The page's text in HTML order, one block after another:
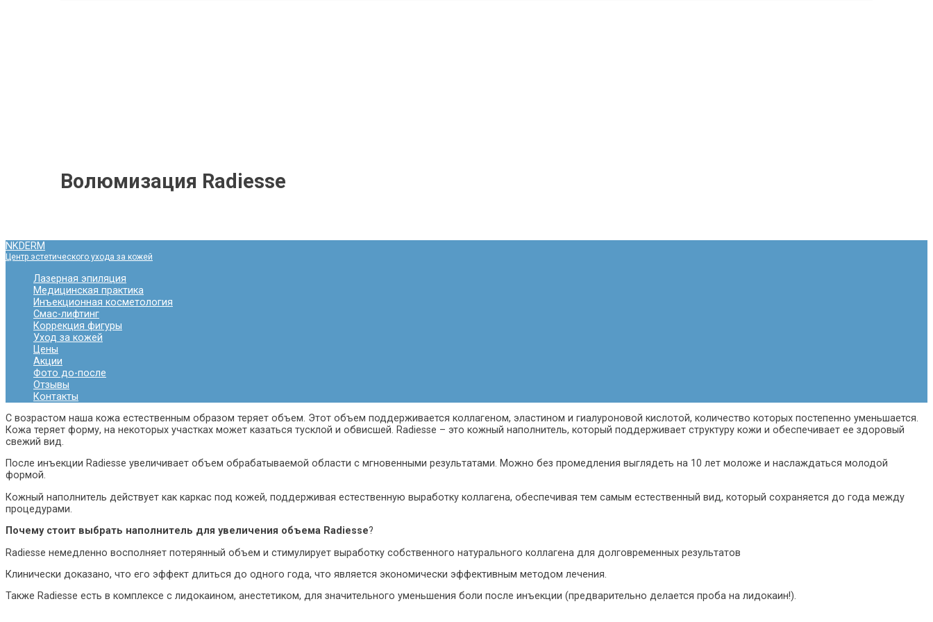
Волюмизация Radiesse
NKDERM
Центр эстетического ухода за кожей
Лазерная эпиляция
Медицинская практика
Инъекционная косметология
Смас-лифтинг
Коррекция фигуры
Уход за кожей
Цены
Акции
Фото до-после
Отзывы
Контакты
С возрастом наша кожа естественным образом теряет объем. Этот объем поддерживается коллагеном, эластином и гиалуроновой кислотой, количество которых постепенно уменьшается.
Кожа теряет форму, на некоторых участках может казаться тусклой и обвисшей. Radiesse – это кожный наполнитель, который поддерживает структуру кожи и обеспечивает ее здоровый
свежий вид.
После инъекции Radiesse увеличивает объем обрабатываемой области с мгновенными результатами. Можно без промедления выглядеть на 10 лет моложе и наслаждаться молодой
формой.
Кожный наполнитель действует как каркас под кожей, поддерживая естественную выработку коллагена, обеспечивая тем самым естественный вид, который сохраняется до года между
процедурами.
Почему стоит выбрать наполнитель для увеличения объема Radiesse?
Radiesse немедленно восполняет потерянный объем и стимулирует выработку собственного натурального коллагена для долговременных результатов
Клинически доказано, что его эффект длиться до одного года, что является экономически эффективным методом лечения.
Также Radiesse есть в комплексе с лидокаином, анестетиком, для значительного уменьшения боли после инъекции (предварительно делается проба на лидокаин!).